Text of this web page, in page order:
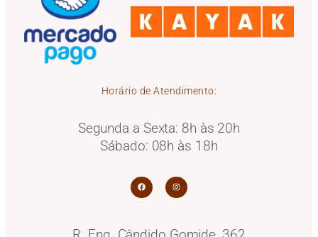
Horário de Atendimento:
Segunda a Sexta: 8h às 20h
Sábado: 08h às 18h